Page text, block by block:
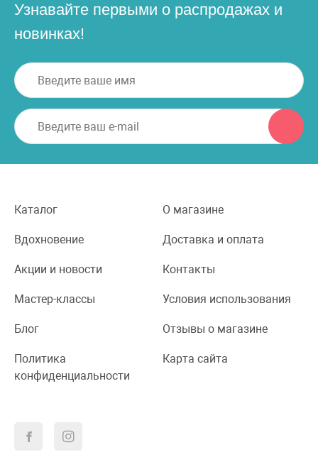
Узнавайте первыми о распродажах и
новинках!
Каталог О магазине
Вдохновение Доставка и оплата
Акции и новости Контакты
Мастер-классы Условия использования
Блог Отзывы о магазине
Политика
конфиденциальности
Карта сайта